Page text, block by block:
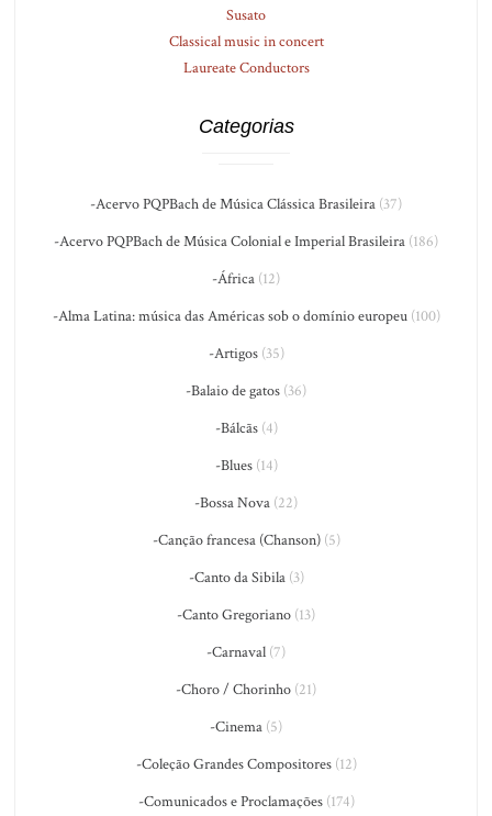
Susato
Classical music in concert
Laureate Conductors
Categorias
-Acervo PQPBach de Música Clássica Brasileira (37)
-Acervo PQPBach de Música Colonial e Imperial Brasileira (186)
-África (12)
-Alma Latina: música das Américas sob o domínio europeu(100)
-Artigos(35)
-Balaio de gatos (36)
-Bálcãs(4)
-Blues(14)
-Bossa Nova (22)
-Canção francesa (Chanson)(5)
-Canto da Sibila(3)
-Canto Gregoriano (13)
-Carnaval (7)
-Choro / Chorinho (21)
-Cinema (5)
-Coleção Grandes Compositores(12)
-Comunicados e Proclamações(174)